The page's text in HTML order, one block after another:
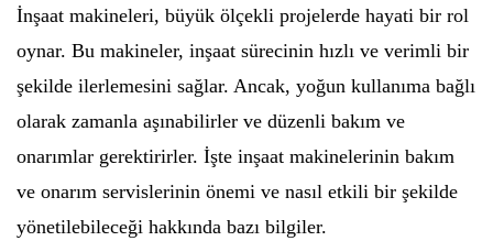
İnşaat makineleri, büyük ölçekli projelerde hayati bir rol
oynar. Bu makineler, inşaat sürecinin hızlı ve verimli bir
şekilde ilerlemesini sağlar. Ancak, yoğun kullanıma bağlı
olarak zamanla aşınabilirler ve düzenli bakım ve
onarımlar gerektirirler. İşte inşaat makinelerinin bakım
ve onarım servislerinin önemi ve nasıl etkili bir şekilde
yönetilebileceği hakkında bazı bilgiler.